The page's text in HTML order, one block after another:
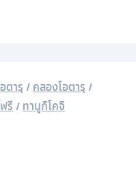
ตารุ /คลองโอตารุ /
รี /ทานูกิโคจิ